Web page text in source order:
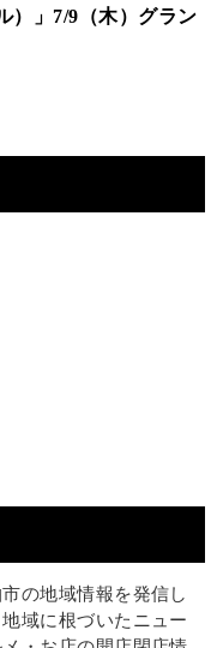
）」7/9（木）グラン
の地域情報を発信し
域に根づいたニュー